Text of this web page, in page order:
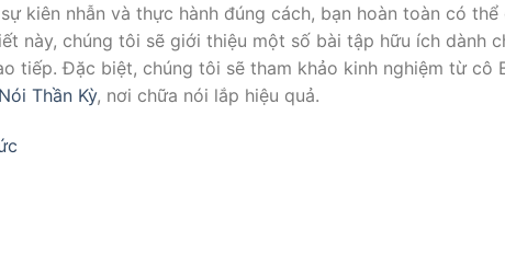
kiên nhẫn và thực hành đúng cách, bạn hoàn toàn có
này, chúng tôi sẽ giới thiệu một số bài tập hữu ích dành
tiếp. Đặc biệt, chúng tôi sẽ tham khảo kinh nghiệm từ cô
Thần Kỳ, nơi chữa nói lắp hiệu quả.